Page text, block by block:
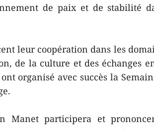
de paix et de stabilité
leur coopération dans les
de la culture et des échanges
organisé avec succès la
Manet participera et